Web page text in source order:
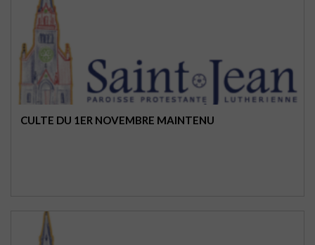
CULTE DU 1ER NOVEMBRE MAINTENU